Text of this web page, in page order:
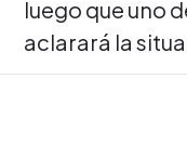
luego que uno
aclarará la